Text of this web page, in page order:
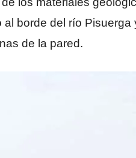
borde del río
de la pared.